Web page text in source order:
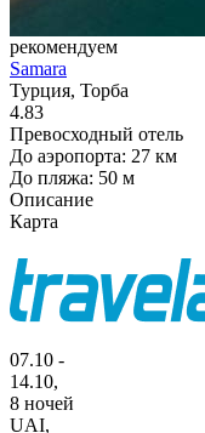
рекомендуем
Samara
Турция, Торба
4.83
Превосходный отель
До аэропорта: 27 км
До пляжа: 50 м
Описание
Карта
07.10 -
14.10,
8 ночей
UAI,